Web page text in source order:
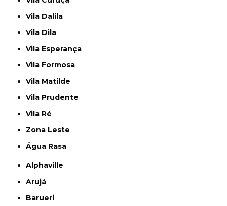
Vila Dalila
Vila Dila
Vila Esperança
Vila Formosa
Vila Matilde
Vila Prudente
Vila Ré
Zona Leste
Água Rasa
Alphaville
Arujá
Barueri